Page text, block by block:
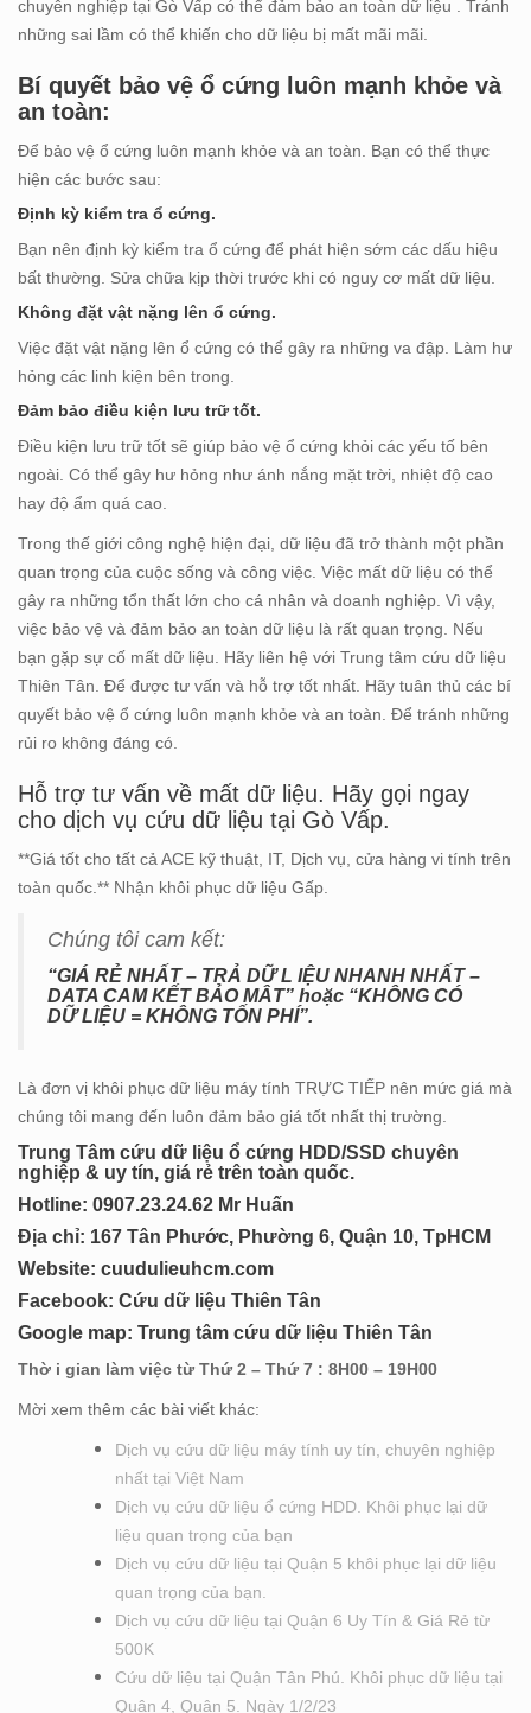
chuyên nghiệp tại Gò Vấp có thể đảm bảo an toàn dữ liệu . Tránh
những sai lầm có thể khiến cho dữ liệu bị mất mãi mãi.
Bí quyết bảo vệ ổ cứng luôn mạnh khỏe và
an toàn:
Để bảo vệ ổ cứng luôn mạnh khỏe và an toàn. Bạn có thể thực
hiện các bước sau:
Định kỳ kiểm tra ổ cứng.
Bạn nên định kỳ kiểm tra ổ cứng để phát hiện sớm các dấu hiệu
bất thường. Sửa chữa kịp thời trước khi có nguy cơ mất dữ liệu.
Không đặt vật nặng lên ổ cứng.
Việc đặt vật nặng lên ổ cứng có thể gây ra những va đập. Làm hư
hỏng các linh kiện bên trong.
Đảm bảo điều kiện lưu trữ tốt.
Điều kiện lưu trữ tốt sẽ giúp bảo vệ ổ cứng khỏi các yếu tố bên
ngoài. Có thể gây hư hỏng như ánh nắng mặt trời, nhiệt độ cao
hay độ ẩm quá cao.
Trong thế giới công nghệ hiện đại, dữ liệu đã trở thành một phần
quan trọng của cuộc sống và công việc. Việc mất dữ liệu có thể
gây ra những tổn thất lớn cho cá nhân và doanh nghiệp. Vì vậy,
việc bảo vệ và đảm bảo an toàn dữ liệu là rất quan trọng. Nếu
bạn gặp sự cố mất dữ liệu. Hãy liên hệ với Trung tâm cứu dữ liệu
Thiên Tân. Để được tư vấn và hỗ trợ tốt nhất. Hãy tuân thủ các bí
quyết bảo vệ ổ cứng luôn mạnh khỏe và an toàn. Để tránh những
rủi ro không đáng có.
Hỗ trợ tư vấn về mất dữ liệu. Hãy gọi ngay
cho dịch vụ cứu dữ liệu tại Gò Vấp.
**Giá tốt cho tất cả ACE kỹ thuật, IT, Dịch vụ, cửa hàng vi tính trên
toàn quốc.** Nhận khôi phục dữ liệu Gấp.
Chúng tôi cam kết:
“GIÁ RẺ NHẤT – TRẢ DỮ L IỆU NHANH NHẤT –
DATA CAM KẾT BẢO MÂT” hoặc “KHÔNG CÓ
DỮ LIỆU = KHÔNG TỐN PHÍ”.
Là đơn vị khôi phục dữ liệu máy tính TRỰC TIẾP nên mức giá mà
chúng tôi mang đến luôn đảm bảo giá tốt nhất thị trường.
Trung Tâm cứu dữ liệu ổ cứng HDD/SSD chuyên
nghiệp & uy tín, giá rẻ trên toàn quốc.
Hotline: 0907.23.24.62 Mr Huấn
Địa chỉ: 167 Tân Phước, Phường 6, Quận 10, TpHCM
Website: cuudulieuhcm.com
Facebook: Cứu dữ liệu Thiên Tân
Google map: Trung tâm cứu dữ liệu Thiên Tân
Thờ i gian làm việc từ Thứ 2 – Thứ 7 : 8H00 – 19H00
Mời xem thêm các bài viết khác:
Dịch vụ cứu dữ liệu máy tính uy tín, chuyên nghiệp
nhất tại Việt Nam
Dịch vụ cứu dữ liệu ổ cứng HDD. Khôi phục lại dữ
liệu quan trọng của bạn
Dịch vụ cứu dữ liệu tại Quận 5 khôi phục lại dữ liệu
quan trọng của bạn.
Dịch vụ cứu dữ liệu tại Quận 6 Uy Tín & Giá Rẻ từ
500K
Cứu dữ liệu tại Quận Tân Phú. Khôi phục dữ liệu tại
Quận 4, Quận 5. Ngày 1/2/23